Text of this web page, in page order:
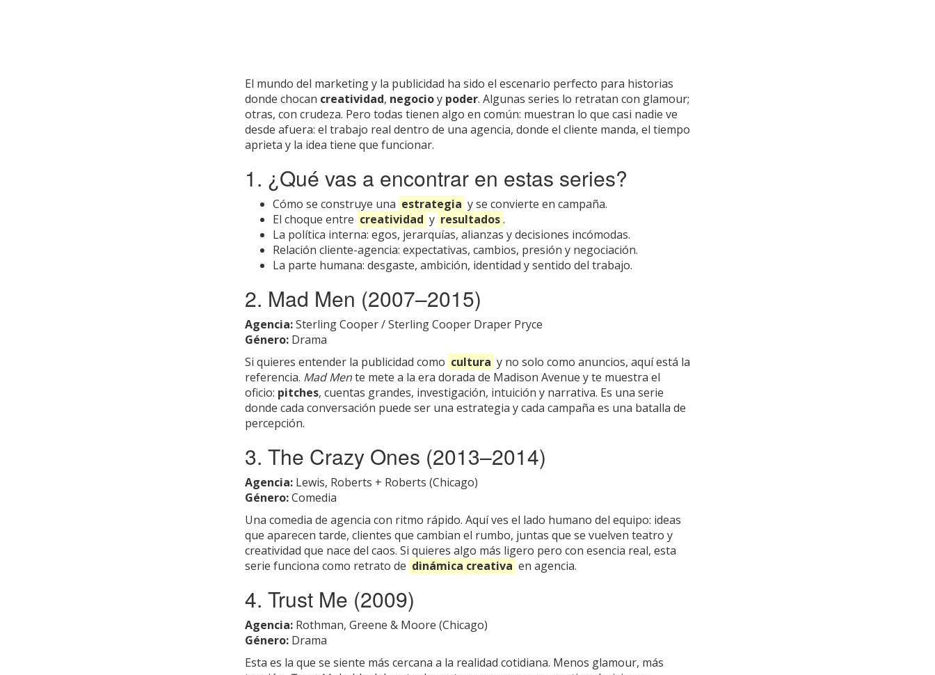
El mundo del marketing y la publicidad ha sido el escenario perfecto para historias
donde chocan creatividad, negocioy poder. Algunas series lo retratan con glamour;
otras, con crudeza. Pero todas tienen algo en común: muestran lo que casi nadie ve
desde afuera: el trabajo real dentro de una agencia, donde el cliente manda, el tiempo
aprieta y la idea tiene que funcionar.
1. ¿Qué vas a encontrar en estas series?
Cómo se construye una estrategia y se convierte en campaña.
El choque entre creatividad y resultados.
La política interna: egos, jerarquías, alianzas y decisiones incómodas.
Relación cliente-agencia: expectativas, cambios, presión y negociación.
La parte humana: desgaste, ambición, identidad y sentido del trabajo.
2. Mad Men (2007–2015)
Agencia:Sterling Cooper / Sterling Cooper Draper Pryce
Género: Drama
Si quieres entender la publicidad como cultura y no solo como anuncios, aquí está la
referencia. Mad Mente mete a la era dorada de Madison Avenue y te muestra el
oficio: pitches, cuentas grandes, investigación, intuición y narrativa. Es una serie
donde cada conversación puede ser una estrategia y cada campaña es una batalla de
percepción.
3. The Crazy Ones (2013–2014)
Agencia: Lewis, Roberts + Roberts (Chicago)
Género:Comedia
Una comedia de agencia con ritmo rápido. Aquí ves el lado humano del equipo: ideas
que aparecen tarde, clientes que cambian el rumbo, juntas que se vuelven teatro y
creatividad que nace del caos. Si quieres algo más ligero pero con esencia real, esta
serie funciona como retrato de dinámica creativa en agencia.
4. Trust Me (2009)
Agencia: Rothman, Greene & Moore (Chicago)
Género: Drama
Esta es la que se siente más cercana a la realidad cotidiana. Menos glamour, más